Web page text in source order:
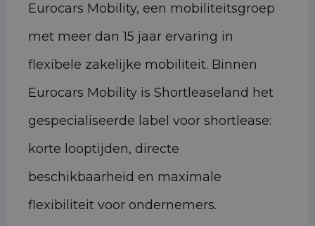
Eurocars Mobility, een mobiliteitsgroep
met meer dan 15 jaar ervaring in
flexibele zakelijke mobiliteit. Binnen
Eurocars Mobility is Shortleaseland het
gespecialiseerde label voor shortlease:
korte looptijden, directe
beschikbaarheid en maximale
flexibiliteit voor ondernemers.